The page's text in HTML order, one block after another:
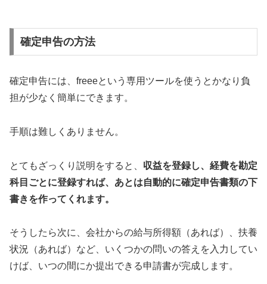
確定申告の方法
確定申告には、freeeという専用ツールを使うとかなり負
担が少なく簡単にできます。
手順は難しくありません。
とてもざっくり説明をすると、 収益を登録し、経費を勘定
科目ごとに登録すれば、あとは自動的に確定申告書類の下
書きを作ってくれます。
そうしたら次に、会社からの給与所得額（あれば）、扶養
状況（あれば）など、いくつかの問いの答えを入力してい
けば、いつの間にか提出できる申請書が完成します。